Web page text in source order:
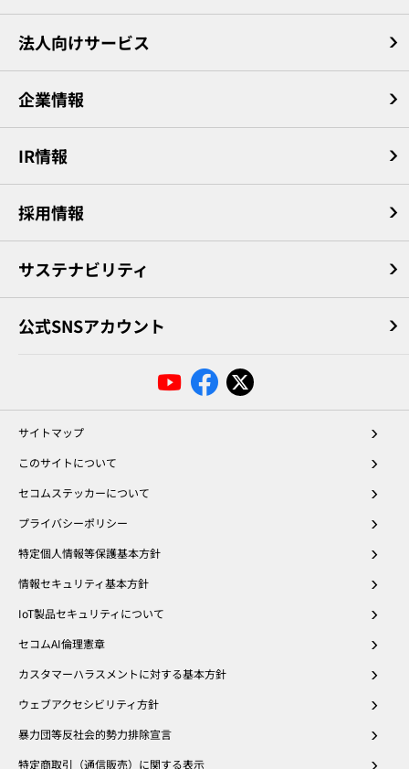
法人向けサービス
企業情報
IR情報
採用情報
サステナビリティ
公式SNSアカウント
サイトマップ
このサイトについて
セコムステッカーについて
プライバシーポリシー
特定個人情報等保護基本方針
情報セキュリティ基本方針
IoT製品セキュリティについて
セコムAI倫理憲章
カスタマーハラスメントに対する基本方針
ウェブアクセシビリティ方針
暴力団等反社会的勢力排除宣言
特定商取引（通信販売）に関する表示